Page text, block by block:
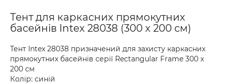
Тент для каркасних прямокутних
басейнів Intex 28038 (300 х 200 см)
Тент Intex 28038 призначений для захисту каркасних
прямокутних басейнів серії Rectangular Frame 300 х
200 см
Колір: синій